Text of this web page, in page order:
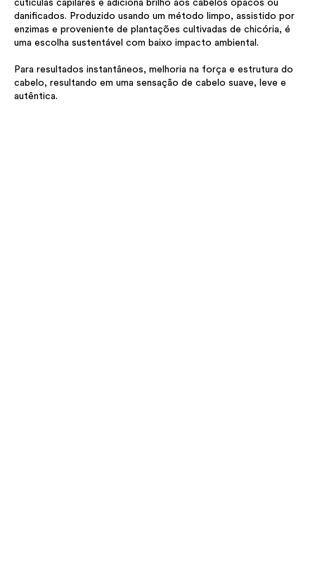
cutículas capilares e adiciona brilho aos cabelos opacos ou
danificados. Produzido usando um método limpo, assistido por
enzimas e proveniente de plantações cultivadas de chicória, é
uma escolha sustentável com baixo impacto ambiental.
Para resultados instantâneos, melhoria na força e estrutura do
cabelo, resultando em uma sensação de cabelo suave, leve e
autêntica.